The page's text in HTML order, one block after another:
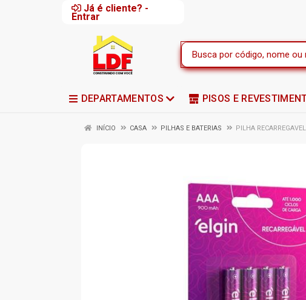
Já é cliente? -
Entrar
DEPARTAMENTOS PISOS E
INÍCIO CASA PILHAS E BATERIAS PILHA